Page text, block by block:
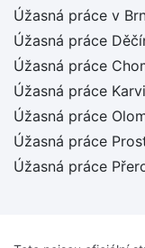
Úžasná práce v
Úžasná práce
Úžasná práce
Úžasná práce
Úžasná práce
Úžasná práce
Úžasná práce